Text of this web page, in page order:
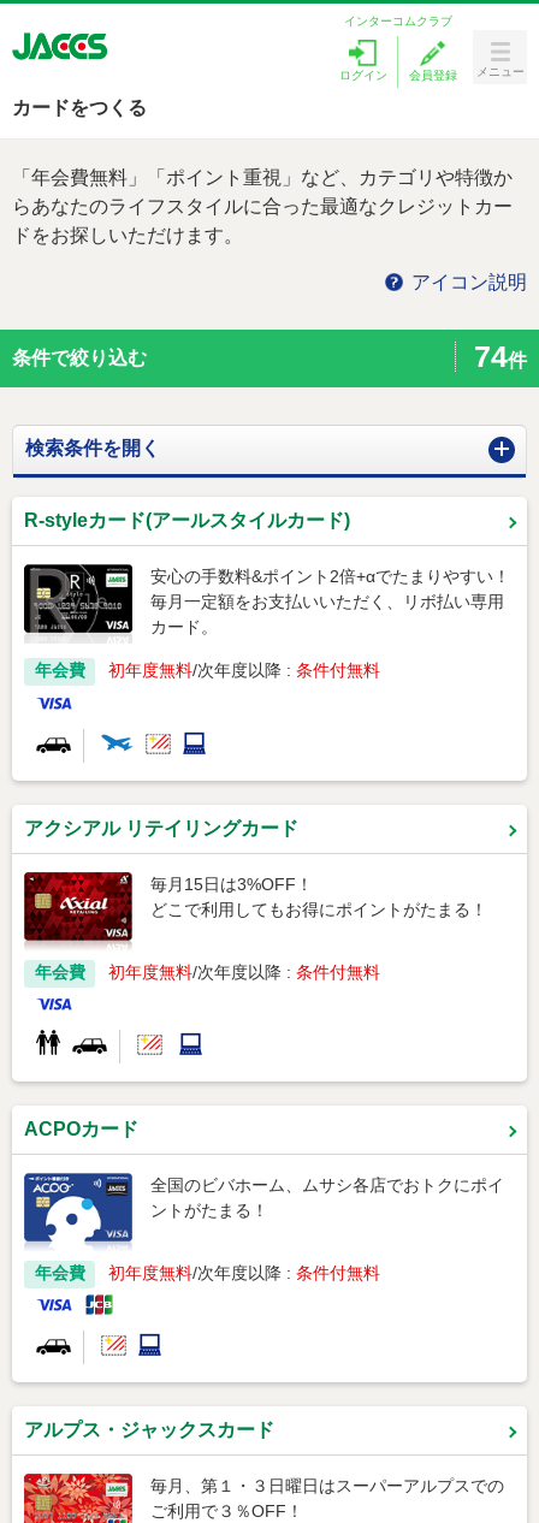
インターコムクラブ
ログイン 会員登録 メニュー
Menu
ラブリィポイント
お客様サポート
法人・加盟店のお客様
カードをつくる
「年会費無料」「ポイント重視」など、カテゴリや特徴か
らあなたのライフスタイルに合った最適なクレジットカー
ドをお探しいただけます。
アイコン説明
条件で絞り込む 74件
検索条件を閉じる
検索条件を開く
R-styleカード(アールスタイルカード)
安心の手数料&ポイント2倍+αでたまりやすい！
毎月一定額をお支払いいただく、リボ払い専用
カード。
年会費 初年度無料 次年度以降 : 条件付無料
アクシアル リテイリングカード
毎月15日は3%OFF！
どこで利用してもお得にポイントがたまる！
年会費 初年度無料 次年度以降 : 条件付無料
ACPOカード
全国のビバホーム、ムサシ各店でおトクにポイ
ントがたまる！
年会費 初年度無料 次年度以降 : 条件付無料
アルプス・ジャックスカード
毎月、第１・３日曜日はスーパーアルプスでの
ご利用で３％OFF！